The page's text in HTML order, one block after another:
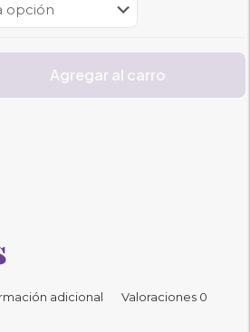
Agregar al carro
adicional Valoraciones 0